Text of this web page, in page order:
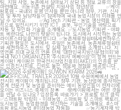
[2026 수원케이팜] SUWON KFARM 2026
OFFICIAL TRAILER...
12 7